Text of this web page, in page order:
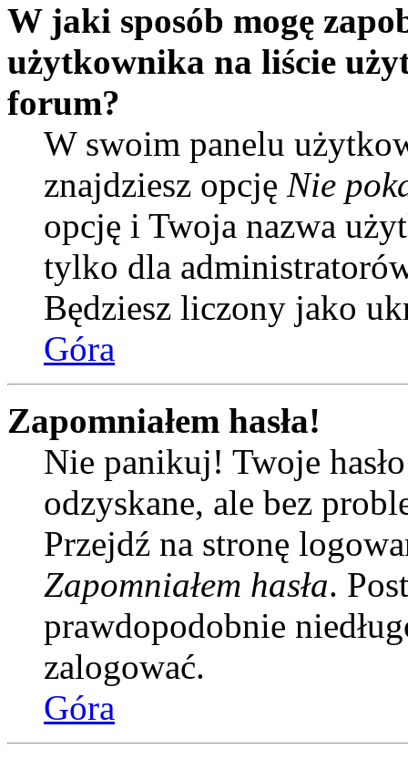
W jaki sposób mogę
użytkownika na liście
forum?
W swoim panelu
znajdziesz opcję Nie
opcję i Twoja nazwa
tylko dla
Będziesz liczony jako
Góra
Zapomniałem hasła!
Nie panikuj! Twoje
odzyskane, ale bez
Przejdź na stronę
Zapomniałem hasła.
prawdopodobnie
zalogować.
Góra